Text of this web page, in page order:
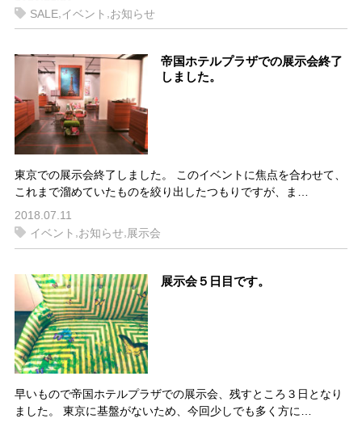
SALE イベント お知らせ
帝国ホテルプラザでの展示会終了
しました。
東京での展示会終了しました。 このイベントに焦点を合わせて、
これまで溜めていたものを絞り出したつもりですが、ま…
2018.07.11
イベント お知らせ 展示会
展示会５日目です。
早いもので帝国ホテルプラザでの展示会、残すところ３日となり
ました。 東京に基盤がないため、今回少しでも多く方に…